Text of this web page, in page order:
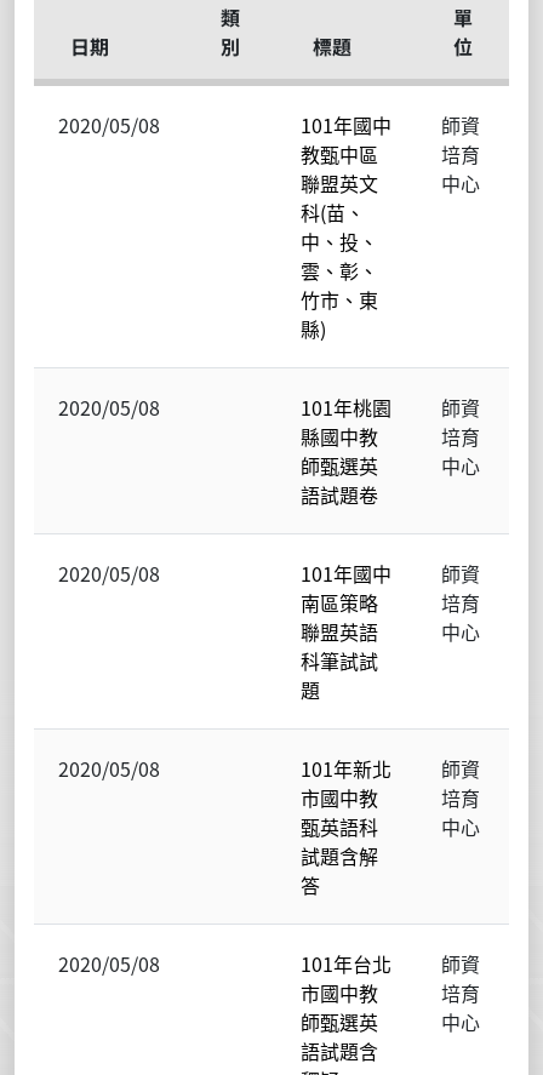
日期
類
別
標題
單
位
2020/05/08
101年國中
教甄中區
聯盟英文
科(苗、
中、投、
雲、彰、
竹市、東
縣)
師資
培育
中心
2020/05/08
101年桃園
縣國中教
師甄選英
語試題卷
師資
培育
中心
2020/05/08
101年國中
南區策略
聯盟英語
科筆試試
題
師資
培育
中心
2020/05/08
101年新北
市國中教
甄英語科
試題含解
答
師資
培育
中心
2020/05/08
101年台北
市國中教
師甄選英
語試題含
師資
培育
中心